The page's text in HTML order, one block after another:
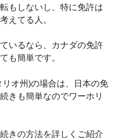
もしないし、特に免許は
えてる人。
いるなら、カナダの免許
も簡単です。
オ州)の場合は、日本の免
きも簡単なのでワーホリ
きの方法を詳しくご紹介